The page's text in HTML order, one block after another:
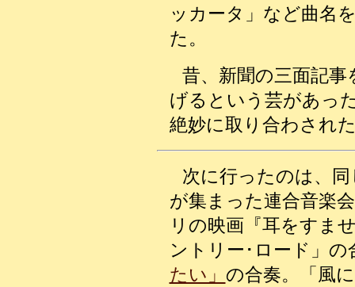
ッカータ」など曲名
た。
昔、新聞の三面記
げるという芸があっ
絶妙に取り合わされ
次に行ったのは、
が集まった連合音楽
リの映画『耳をすま
ントリー･ロード」の
たい」 の合奏。「風